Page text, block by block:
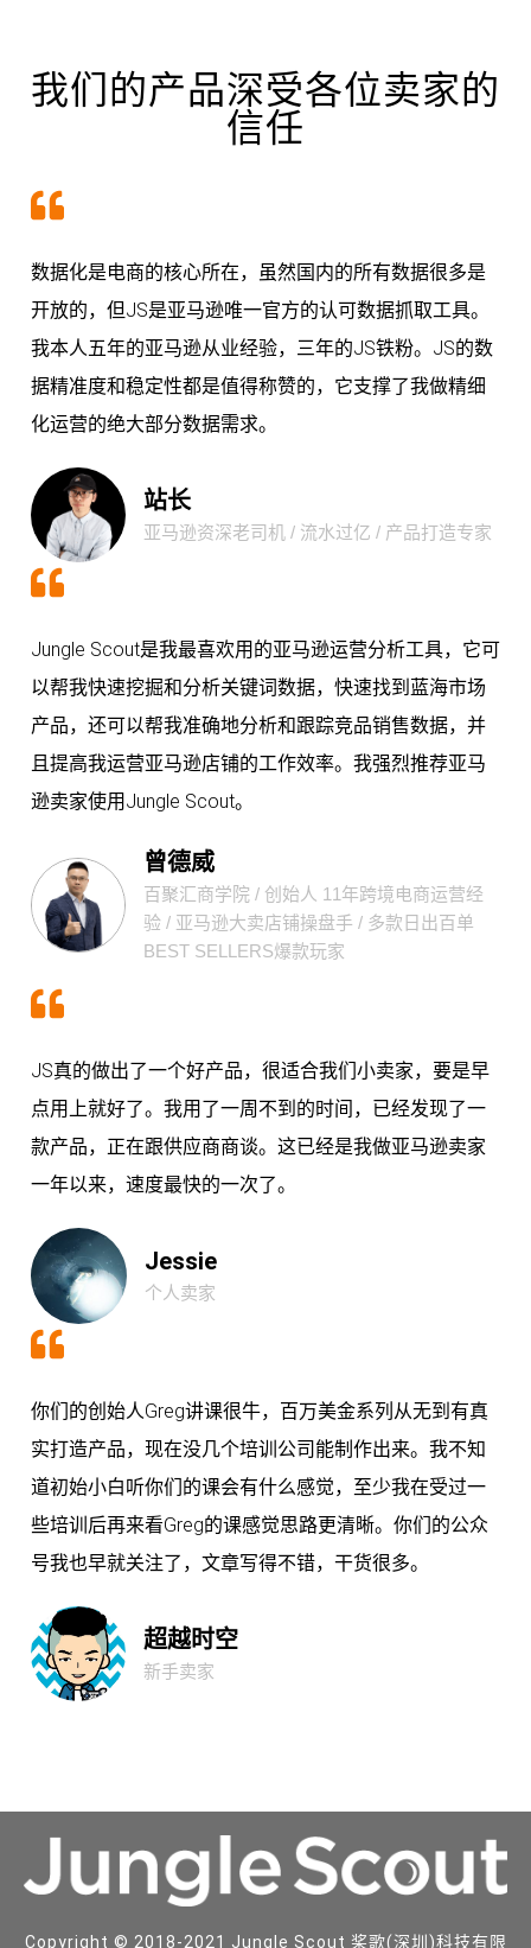
我们的产品深受各位卖家的
信任
数据化是电商的核心所在，虽然国内的所有数据很多是
开放的，但JS是亚马逊唯一官方的认可数据抓取工具。
我本人五年的亚马逊从业经验，三年的JS铁粉。JS的数
据精准度和稳定性都是值得称赞的，它支撑了我做精细
化运营的绝大部分数据需求。
站长
亚马逊资深老司机 / 流水过亿 / 产品打造专家
Jungle Scout是我最喜欢用的亚马逊运营分析工具，它可
以帮我快速挖掘和分析关键词数据，快速找到蓝海市场
产品，还可以帮我准确地分析和跟踪竞品销售数据，并
且提高我运营亚马逊店铺的工作效率。我强烈推荐亚马
逊卖家使用Jungle Scout。
曾德威
百聚汇商学院 / 创始人 11年跨境电商运营经
验 / 亚马逊大卖店铺操盘手 / 多款日出百单
BEST SELLERS爆款玩家
JS真的做出了一个好产品，很适合我们小卖家，要是早
点用上就好了。我用了一周不到的时间，已经发现了一
款产品，正在跟供应商商谈。这已经是我做亚马逊卖家
一年以来，速度最快的一次了。
Jessie
个人卖家
你们的创始人Greg讲课很牛，百万美金系列从无到有真
实打造产品，现在没几个培训公司能制作出来。我不知
道初始小白听你们的课会有什么感觉，至少我在受过一
些培训后再来看Greg的课感觉思路更清晰。你们的公众
号我也早就关注了，文章写得不错，干货很多。
超越时空
新手卖家
Copyright © 2018-2021 Jungle Scout 桨歌(深圳)科技有限